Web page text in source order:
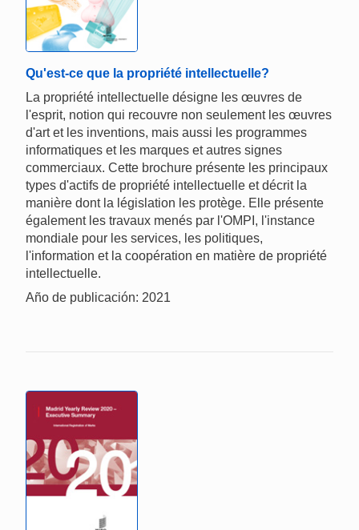
Qu'est-ce que la propriété intellectuelle?
La propriété intellectuelle désigne les œuvres de
l'esprit, notion qui recouvre non seulement les œuvres
d'art et les inventions, mais aussi les programmes
informatiques et les marques et autres signes
commerciaux. Cette brochure présente les principaux
types d'actifs de propriété intellectuelle et décrit la
manière dont la législation les protège. Elle présente
également les travaux menés par l'OMPI, l'instance
mondiale pour les services, les politiques,
l'information et la coopération en matière de propriété
intellectuelle.
Año de publicación: 2021